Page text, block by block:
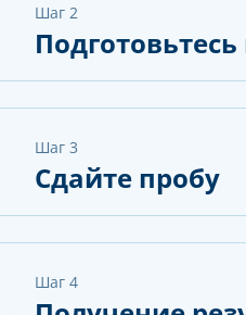
шаг 2
шаг 3
Сдайте пробу
шаг 4